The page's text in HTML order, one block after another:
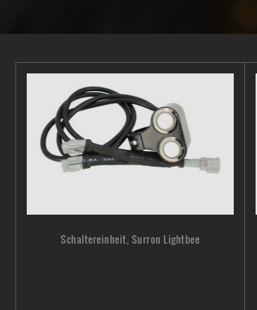
Schaltereinheit, Surron Lightbee